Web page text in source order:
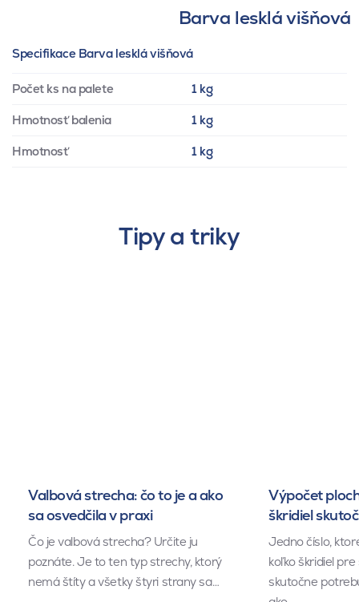
Barva lesklá višňová
Specifikace Barva lesklá višňová
Počet ks na palete 1 kg
Hmotnosť balenia 1 kg
Hmotnosť 1 kg
Tipy a triky
Valbová strecha: čo to je a ako
sa osvedčila v praxi
Čo je valbová strecha? Určite ju
poznáte. Je to ten typ strechy, ktorý
nemá štíty a všetky štyri strany sa…
Výpočet
škridiel
Jedno číslo,
koľko škridiel
skutočne